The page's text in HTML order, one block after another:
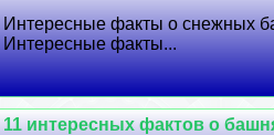
Интересные факты о снежных
Интересные факты...
11 интересных фактов о